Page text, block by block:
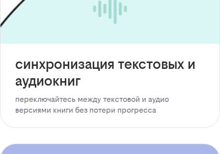
синхронизация текстовых и
аудиокниг
переключайтесь между текстовой и аудио
версиями книги без потери прогресса